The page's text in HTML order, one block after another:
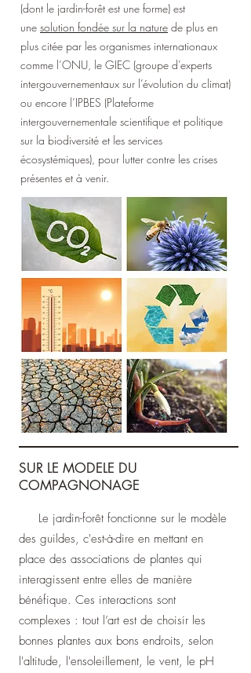
(dont le jardin-forêt est une forme) est
une solution fondée sur la nature de plus en
plus citée par les organismes internationaux
comme l’ONU, le GIEC (groupe d’experts
intergouvernementaux sur l’évolution du climat)
ou encore l’IPBES (Plateforme
intergouvernementale scientifique et politique
sur la biodiversité et les services
écosystémiques), pour lutter contre les crises
présentes et à venir.
SUR LE MODELE DU
COMPAGNONAGE
Le jardin-forêt fonctionne sur le modèle
des guildes, c'est-à-dire en mettant en
place des associations de plantes qui
interagissent entre elles de manière
bénéfique. Ces interactions sont
complexes : tout l’art est de choisir les
bonnes plantes aux bons endroits, selon
l'altitude, l'ensoleillement, le vent, le pH